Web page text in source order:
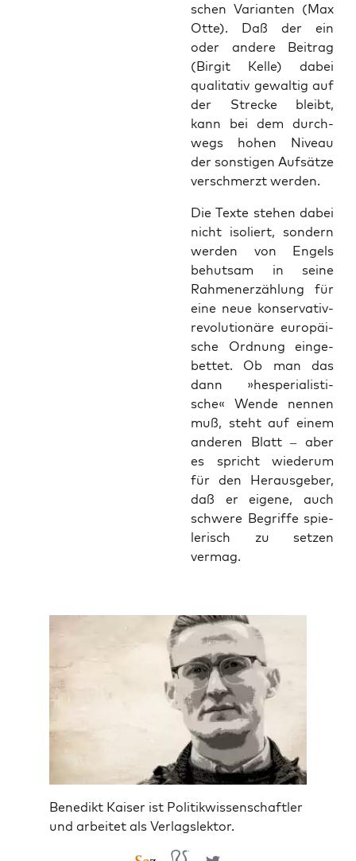
schen Vari­an­ten (Max
Otte). Daß der ein
oder ande­re Bei­trag
(Bir­git Kel­le) dabei
qua­li­ta­tiv gewal­tig auf
der Stre­cke bleibt,
kann bei dem durch­
wegs hohen Niveau
der sons­ti­gen Auf­sät­ze
ver­schmerzt werden.
Die Tex­te ste­hen dabei
nicht iso­liert, son­dern
wer­den von Engels
behut­sam in sei­ne
Rah­men­er­zäh­lung für
eine neue kon­ser­va­tiv-
revo­lu­tio­nä­re euro­päi­
sche Ord­nung ein­ge­
bet­tet. Ob man das
dann »hes­pe­ria­lis­ti­
sche« Wen­de nen­nen
muß, steht auf einem
ande­ren Blatt – aber
es spricht wie­der­um
für den Her­aus­ge­ber,
daß er eige­ne, auch
schwe­re Begrif­fe spie­
le­risch zu set­zen
vermag.
Benedikt Kaiser ist Politikwissenschaftler
und arbeitet als Verlagslektor.